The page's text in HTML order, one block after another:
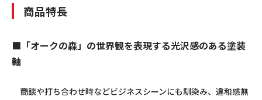
商品特長
■「オークの森」の世界観を表現する光沢感のある塗装
軸
商談や打ち合わせ時などビジネスシーンにも馴染み、違和感無